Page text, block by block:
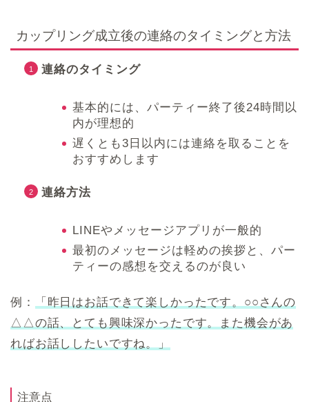
カップリング成立後の連絡のタイミングと方法
連絡のタイミング
基本的には、パーティー終了後24時間以
内が理想的
遅くとも3日以内には連絡を取ることを
おすすめします
連絡方法
LINEやメッセージアプリが一般的
最初のメッセージは軽めの挨拶と、パー
ティーの感想を交えるのが良い
例：
「昨日はお話できて楽しかったです。○○さんの
△△の話、とても興味深かったです。また機会があ
ればお話ししたいですね。」
注意点